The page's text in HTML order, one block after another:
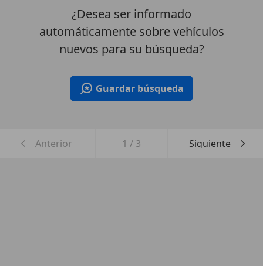
¿Desea ser informado
automáticamente sobre vehículos
nuevos para su búsqueda?
Guardar búsqueda
Anterior 1 / 3 Siguiente